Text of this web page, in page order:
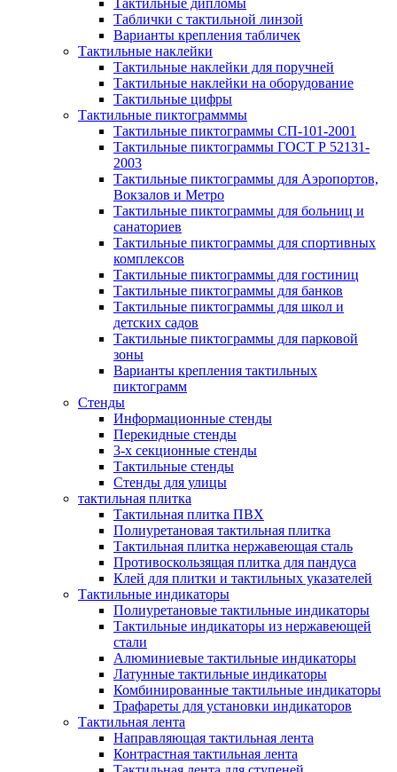
Тактильные дипломы
Таблички с тактильной линзой
Варианты крепления табличек
Тактильные наклейки
Тактильные наклейки для поручней
Тактильные наклейки на оборудование
Тактильные цифры
Тактильные пиктограмммы
Тактильные пиктограммы СП-101-2001
Тактильные пиктограммы ГОСТ Р 52131-
2003
Тактильные пиктограммы для Аэропортов,
Вокзалов и Метро
Тактильные пиктограммы для больниц и
санаториев
Тактильные пиктограммы для спортивных
комплексов
Тактильные пиктограммы для гостиниц
Тактильные пиктограммы для банков
Тактильные пиктограммы для школ и
детских садов
Тактильные пиктограммы для парковой
зоны
Варианты крепления тактильных
пиктограмм
Стенды
Информационные стенды
Перекидные стенды
3-х секционные стенды
Тактильные стенды
Стенды для улицы
тактильная плитка
Тактильная плитка ПВХ
Полиуретановая тактильная плитка
Тактильная плитка нержавеющая сталь
Противоскользящая плитка для пандуса
Клей для плитки и тактильных указателей
Тактильные индикаторы
Полиуретановые тактильные индикаторы
Тактильные индикаторы из нержавеющей
стали
Алюминиевые тактильные индикаторы
Латунные тактильные индикаторы
Комбинированные тактильные индикаторы
Трафареты для установки индикаторов
Тактильная лента
Направляющая тактильная лента
Контрастная тактильная лента